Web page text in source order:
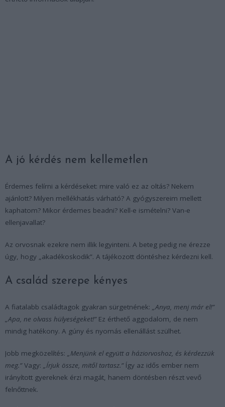
A jó kérdés nem kellemetlen
Érdemes felírni a kérdéseket: mire való ez az oltás? Nekem
ajánlott? Milyen mellékhatás várható? A gyógyszereim mellett
kaphatom? Mikor érdemes beadni? Kell-e ismételni? Van-e
ellenjavallat?
Az orvosnak ezekre nem illik legyinteni. A beteg pedig ne érezze
úgy, hogy „akadékoskodik”. A tájékozott döntéshez kérdezni kell.
A család szerepe kényes
A fiatalabb családtagok gyakran sürgetnének: „Anya, menj már el!”
„Apa, ne olvass hülyeségeket!”Ez érthető aggodalom, de nem
mindig hatékony. A gúny és nyomás ellenállást szülhet.
Jobb megközelítés: „Menjünk el együtt a háziorvoshoz, és kérdezzük
meg.”Vagy: „Írjuk össze, mitől tartasz.”Így az idős ember nem
irányított gyereknek érzi magát, hanem döntésben részt vevő
felnőttnek.